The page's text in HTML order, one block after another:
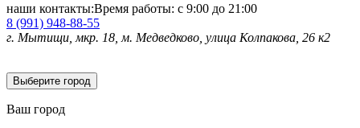
наши контакты:Время работы: с 9:00 до 21:00
8 (991) 948-88-55
г. Мытищи, мкр. 18, м. Медведково, улица Колпакова, 26 к2
Выберите город
Ваш город